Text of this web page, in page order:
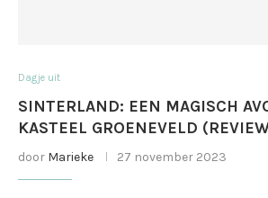
Dagje uit
SINTERLAND: EEN MAGISCH
KASTEEL GROENEVELD
door Marieke 27 november 2023